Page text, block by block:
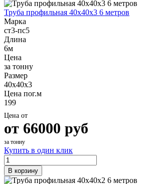
Труба профильная 40х40х3 6 метров
Марка
ст3-пс5
Длина
6м
Цена
за тонну
Размер
40х40х3
Цена пог.м
199
Цена от
от 66000 руб
за тонну
Купить в один клик
В корзину